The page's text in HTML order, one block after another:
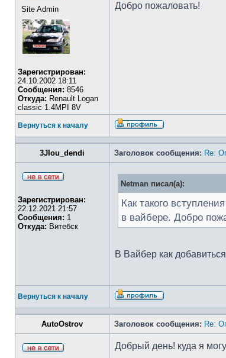
Site Admin
Зарегистрирован:
24.10.2002 18:11
Сообщения: 8546
Откуда: Renault Logan
classic 1.4MPI 8V
Добро пожаловать!
Вернуться к началу
3JIou_dendi Заголовок сообщения: Re:
Зарегистрирован:
22.12.2021 21:57
Сообщения: 1
Откуда: Витебск
Netman писал(а):
Как такого
в вайбере. Добро
В Вайбер как
Вернуться к началу
AutoOstrov Заголовок сообщения: Re:
Добрый день! куда я